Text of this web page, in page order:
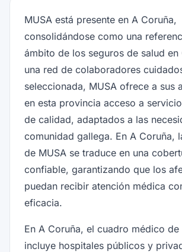
MUSA está presente en A Coruña,
consolidándose como una
ámbito de los seguros de salud en
una red de colaboradores
seleccionada, MUSA ofrece a sus
en esta provincia acceso a
de calidad, adaptados a las
comunidad gallega. En A Coruña,
de MUSA se traduce en una
confiable, garantizando que los
puedan recibir atención médica
eficacia.
En A Coruña, el cuadro médico de
incluye hospitales públicos y